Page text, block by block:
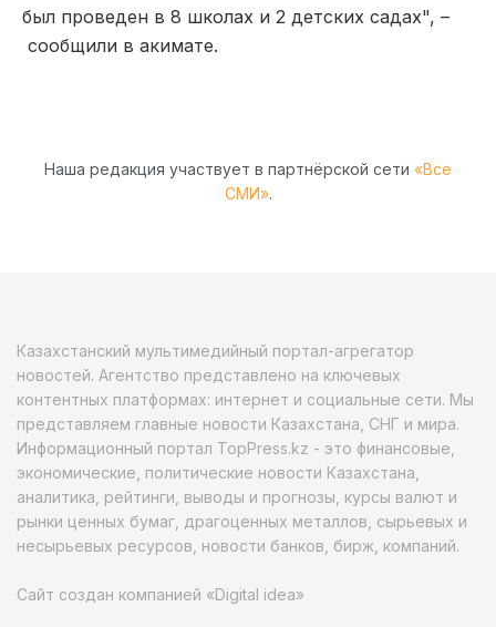
был проведен в 8 школах и 2 детских садах", –
сообщили в акимате.
Наша редакция участвует в партнёрской сети «Все
СМИ».
Казахстанский мультимедийный портал-агрегатор
новостей. Агентство представлено на ключевых
контентных платформах: интернет и социальные сети. Мы
представляем главные новости Казахстана, СНГ и мира.
Информационный портал TopPress.kz - это финансовые,
экономические, политические новости Казахстана,
аналитика, рейтинги, выводы и прогнозы, курсы валют и
рынки ценных бумаг, драгоценных металлов, сырьевых и
несырьевых ресурсов, новости банков, бирж, компаний.
Сайт создан компанией «Digital idea»